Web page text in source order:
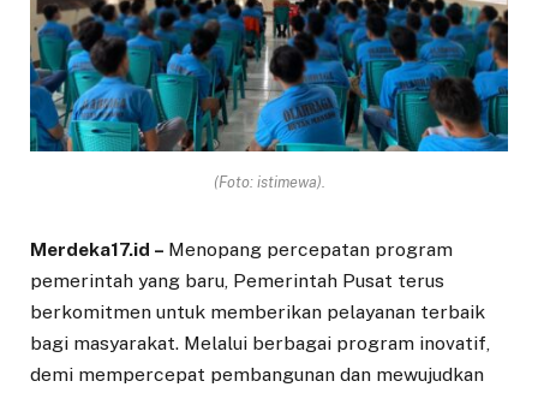
(Foto: istimewa).
Merdeka17.id – Menopang percepatan program
pemerintah yang baru, Pemerintah Pusat terus
berkomitmen untuk memberikan pelayanan terbaik
bagi masyarakat. Melalui berbagai program inovatif,
demi mempercepat pembangunan dan mewujudkan